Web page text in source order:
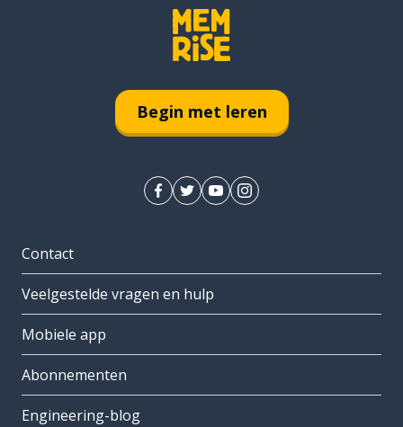
Begin met leren
Contact
Veelgestelde vragen en hulp
Mobiele app
Abonnementen
Engineering-blog